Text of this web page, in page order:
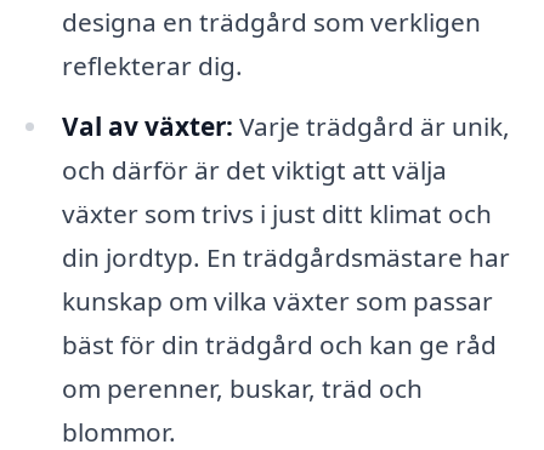
designa en trädgård som verkligen
reflekterar dig.
Val av växter: Varje trädgård är unik,
och därför är det viktigt att välja
växter som trivs i just ditt klimat och
din jordtyp. En trädgårdsmästare har
kunskap om vilka växter som passar
bäst för din trädgård och kan ge råd
om perenner, buskar, träd och
blommor.